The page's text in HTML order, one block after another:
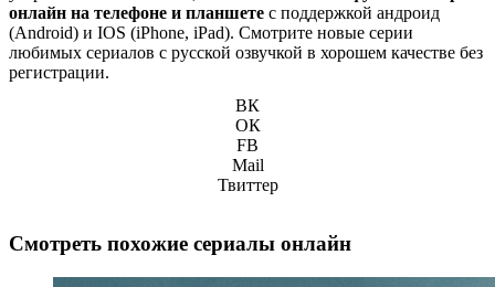
онлайн на телефоне и планшете с поддержкой андроид
(Android) и IOS (iPhone, iPad). Смотрите новые серии
любимых сериалов с русской озвучкой в хорошем качестве без
регистрации.
ВК
ОК
FB
Mail
Твиттер
Смотреть похожие сериалы онлайн